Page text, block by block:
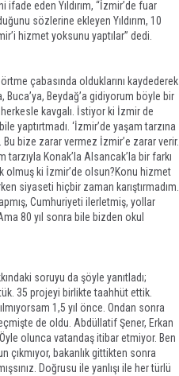
eden Yıldırım, “İzmir’de fuar
sözlerine ekleyen Yıldırım, 10
hizmet yoksunu yaptılar” dedi.
çabasında olduklarını kaydederek
Buca’ya, Beydağ’a gidiyorum böyle bir
herkesle kavgalı. İstiyor ki İzmir de
yaptırtmadı. ‘İzmir’de yaşam tarzına
bize zarar vermez İzmir’e zarar verir.
tarzıyla Konak’la Alsancak’la bir farkı
olmuş ki İzmir’de olsun?Konu hizmet
siyaseti hiçbir zaman karıştırmadım.
Cumhuriyeti ilerletmiş, yollar
80 yıl sonra bile bizden okul
soruyu da şöyle yanıtladı;
35 projeyi birlikte taahhüt ettik.
1,5 yıl önce. Ondan sonra
de oldu. Abdüllatif Şener, Erkan
olunca vatandaş itibar etmiyor. Ben
çıkmıyor, bakanlık gittikten sonra
Doğrusu ile yanlışı ile her türlü